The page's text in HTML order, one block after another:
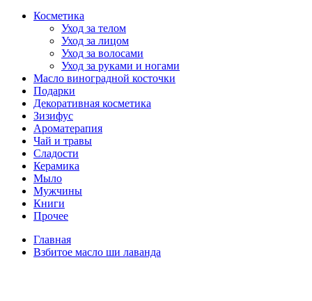
Косметика
Уход за телом
Уход за лицом
Уход за волосами
Уход за руками и ногами
Масло виноградной косточки
Подарки
Декоративная косметика
Зизифус
Ароматерапия
Чай и травы
Сладости
Керамика
Мыло
Мужчины
Книги
Прочее
Главная
Взбитое масло ши лаванда